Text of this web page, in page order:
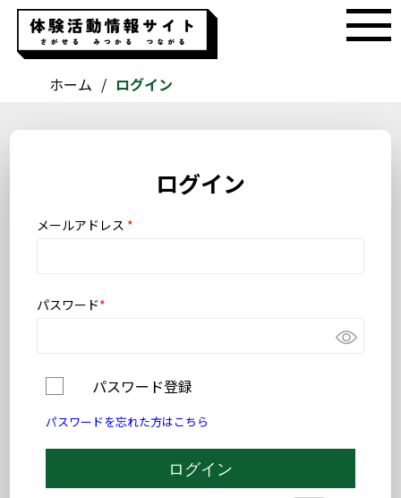
ホーム ログイン
ログイン
メールアドレス *
パスワード*
パスワード登録
パスワードを忘れた方はこちら